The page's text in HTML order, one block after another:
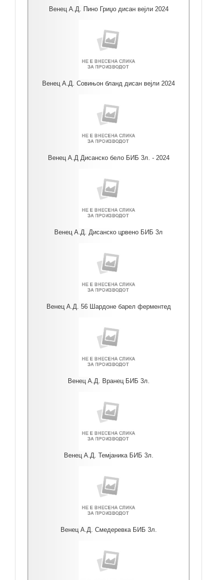
Венец А.Д. Пино Гриџо дисан вејли 2024
Венец А.Д. Совињон бланд дисан вејли 2024
Венец А.Д Дисанско бело БИБ 3л. - 2024
Венец А.Д. Дисанско црвено БИБ 3л
Венец А.Д. 56 Шардоне барел ферментед
Венец А.Д. Вранец БИБ 3л.
Венец А.Д. Темјаника БИБ 3л.
Венец А.Д. Смедеревка БИБ 3л.